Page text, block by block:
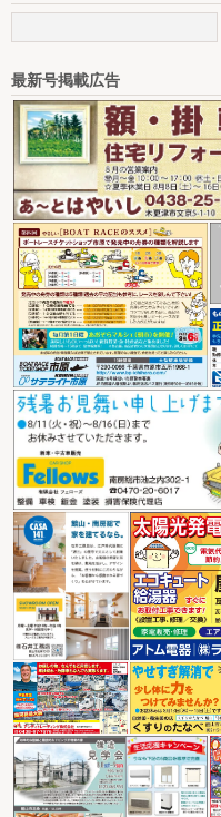
最新号掲載広告